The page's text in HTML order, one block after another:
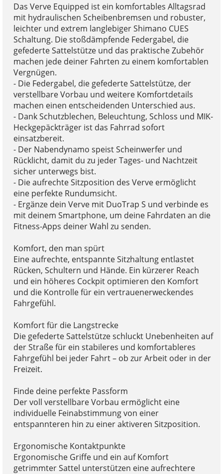
Das Verve Equipped ist ein komfortables Alltagsrad
mit hydraulischen Scheibenbremsen und robuster,
leichter und extrem langlebiger Shimano CUES
Schaltung. Die stoßdämpfende Federgabel, die
gefederte Sattelstütze und das praktische Zubehör
machen jede deiner Fahrten zu einem komfortablen
Vergnügen.
- Die Federgabel, die gefederte Sattelstütze, der
verstellbare Vorbau und weitere Komfortdetails
machen einen entscheidenden Unterschied aus.
- Dank Schutzblechen, Beleuchtung, Schloss und MIK-
Heckgepäckträger ist das Fahrrad sofort
einsatzbereit.
- Der Nabendynamo speist Scheinwerfer und
Rücklicht, damit du zu jeder Tages- und Nachtzeit
sicher unterwegs bist.
- Die aufrechte Sitzposition des Verve ermöglicht
eine perfekte Rundumsicht.
- Ergänze dein Verve mit DuoTrap S und verbinde es
mit deinem Smartphone, um deine Fahrdaten an die
Fitness-Apps deiner Wahl zu senden.
Komfort, den man spürt
Eine aufrechte, entspannte Sitzhaltung entlastet
Rücken, Schultern und Hände. Ein kürzerer Reach
und ein höheres Cockpit optimieren den Komfort
und die Kontrolle für ein vertrauenerweckendes
Fahrgefühl.
Komfort für die Langstrecke
Die gefederte Sattelstütze schluckt Unebenheiten auf
der Straße für ein stabileres und komfortableres
Fahrgefühl bei jeder Fahrt – ob zur Arbeit oder in der
Freizeit.
Finde deine perfekte Passform
Der voll verstellbare Vorbau ermöglicht eine
individuelle Feinabstimmung von einer
entspannteren hin zu einer aktiveren Sitzposition.
Ergonomische Kontaktpunkte
Ergonomische Griffe und ein auf Komfort
getrimmter Sattel unterstützen eine aufrechtere